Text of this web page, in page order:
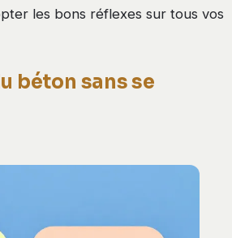
les bons réflexes sur tous vos
béton sans se